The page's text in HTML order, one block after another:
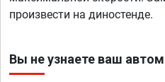
произвести на диностенде.
Вы не узнаете ваш